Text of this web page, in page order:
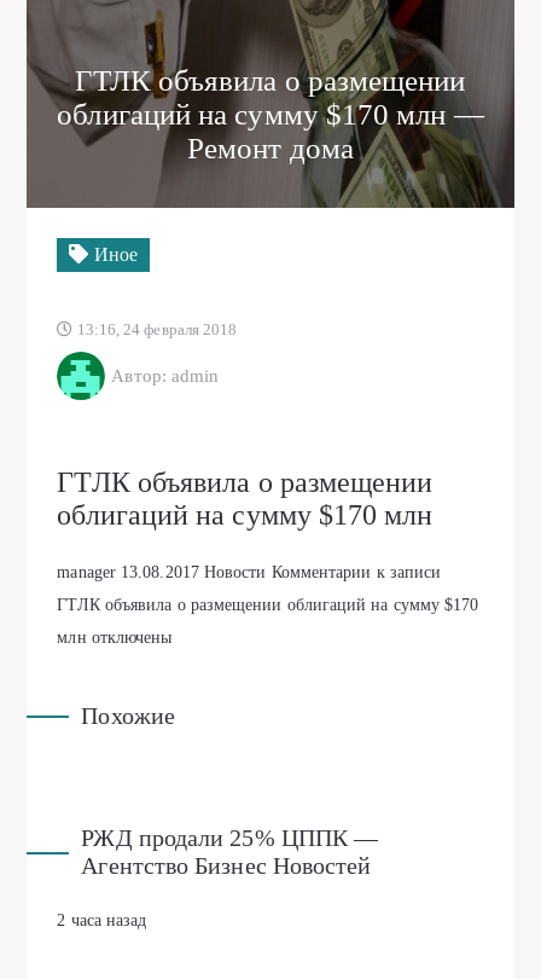
ГТЛК объявила о размещении
облигаций на сумму $170 млн —
Ремонт дома
Иное
13:16, 24 февраля 2018
Автор: admin
ГТЛК объявила о размещении
облигаций на сумму $170 млн
manager 13.08.2017 Новости Комментарии к записи
ГТЛК объявила о размещении облигаций на сумму $170
млн отключены
Похожие
РЖД продали 25% ЦППК —
Агентство Бизнес Новостей
2 часа назад